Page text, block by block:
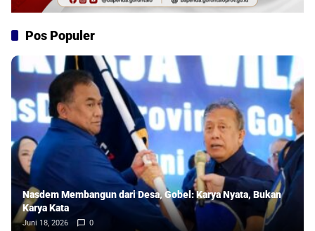
Pos Populer
Nasdem Membangun dari Desa, Gobel: Karya Nyata, Bukan
Karya Kata
Juni 18, 2026 0